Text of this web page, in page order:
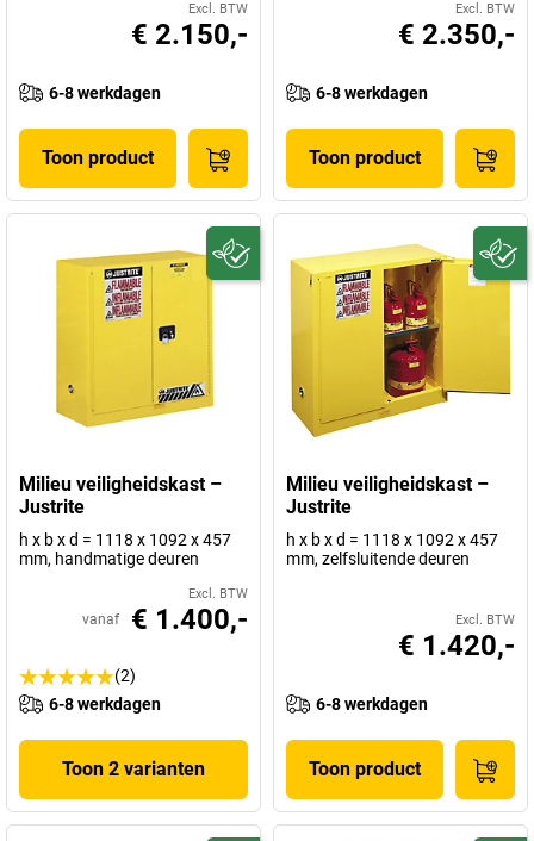
Excl. BTW
€ 2.150,-
6-8 werkdagen
Toon product
Excl. BTW
€ 2.350,-
6-8 werkdagen
Toon product
Milieu veiligheidskast –
Justrite
h x b x d = 1118 x 1092 x 457
mm, handmatige deuren
Excl. BTW
vanaf € 1.400,-
(2)
6-8 werkdagen
Toon 2 varianten
Milieu veiligheidskast –
Justrite
h x b x d = 1118 x 1092 x 457
mm, zelfsluitende deuren
Excl. BTW
€ 1.420,-
6-8 werkdagen
Toon product